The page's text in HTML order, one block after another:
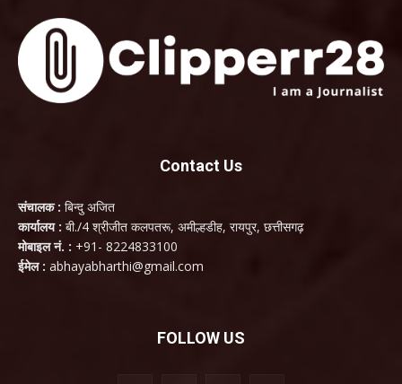
Contact Us
संचालक : बिन्दु अजित
कार्यालय : बी./4 श्रीजीत कलपतरू, अमील्हडीह, रायपुर, छत्तीसगढ़
मोबाइल नं. : +91- 8224833100
ईमेल : abhayabharthi@gmail.com
FOLLOW US